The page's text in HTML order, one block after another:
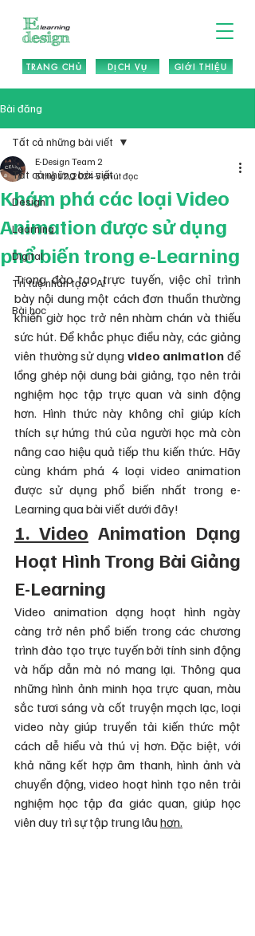
TRANG CHỦ DỊCH VỤ GIỚI THIỆU
Bài đăng
Tất cả những bài viết
Design
Learning
Digital
Trí tuệ nhân tạo - AI
Bài học
Tất cả những bài viết
Khám phá các loại Video
Animation được sử dụng
phổ biến trong e-Learning
E-Design Team 2
5 thg 12, 2024 5 phút đọc
Trong đào tạo trực tuyến, việc chỉ trình
bày nội dung một cách đơn thuần thường
khiến giờ học trở nên nhàm chán và thiếu
sức hút. Để khắc phục điều này, các giảng
viên thường sử dụng video animation để
lồng ghép nội dung bài giảng, tạo nên trải
nghiệm học tập trực quan và sinh động
hơn. Hình thức này không chỉ giúp kích
thích sự hứng thú của người học mà còn
nâng cao hiệu quả tiếp thu kiến thức. Hãy
cùng khám phá 4 loại video animation
được sử dụng phổ biến nhất trong e-
Learning qua bài viết dưới đây!
1. Video Animation Dạng
Hoạt Hình Trong Bài Giảng
E-Learning
Video animation dạng hoạt hình ngày
càng trở nên phổ biến trong các chương
trình đào tạo trực tuyến bởi tính sinh động
và hấp dẫn mà nó mang lại. Thông qua
những hình ảnh minh họa trực quan, màu
sắc tươi sáng và cốt truyện mạch lạc, loại
video này giúp truyền tải kiến thức một
cách dễ hiểu và thú vị hơn. Đặc biệt, với
khả năng kết hợp âm thanh, hình ảnh và
chuyển động, video hoạt hình tạo nên trải
nghiệm học tập đa giác quan, giúp học
viên duy trì sự tập trung lâu hơn.